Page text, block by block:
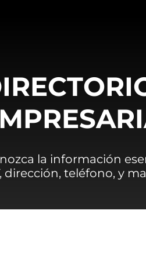
la información
dirección, teléfono, y